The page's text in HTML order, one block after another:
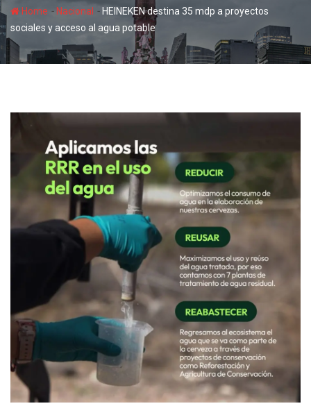
Home - Nacional - HEINEKEN destina 35 mdp a proyectos
sociales y acceso al agua potable